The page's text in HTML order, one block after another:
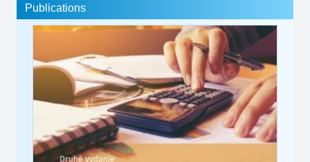
Publications